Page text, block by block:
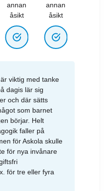
annan
åsikt
annan
åsikt
viktig med tanke
dagis lär sig
och där sätts
som barnet
börjar. Helt
faller på
för Askola skulle
för nya invånare
för tre eller fyra